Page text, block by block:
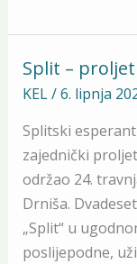
Split –
KEL/6. lipnja
Splitski
zajednički
održao 24.
Drniša.
„Split“ u
poslijepodne,
Split
–
izlet